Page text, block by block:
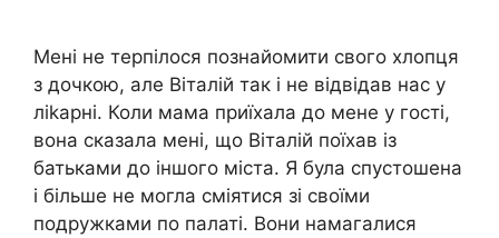
Мені не терпілося познайомити свого хлопця
з дочкою, але Віталій так і не відвідав нас у
ліkарні. Коли мама приїхала до мене у гості,
вона сказала мені, що Віталій поїхав із
батьками до іншого міста. Я була спустошена
і більше не могла сміятися зі своїми
подружками по палаті. Вони намагалися